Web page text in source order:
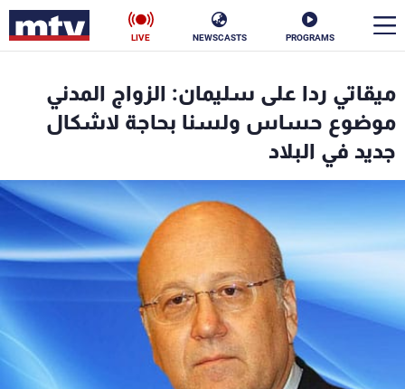
PROGRAMS
NEWSCASTS
LIVE
ميقاتي ردا على سليمان: الزواج المدني
موضوع حساس ولسنا بحاجة لاشكال
جديد في البلاد
الأخبار
سياسة
إقتصاد فن
منوعات
كأس العالم
البرامج